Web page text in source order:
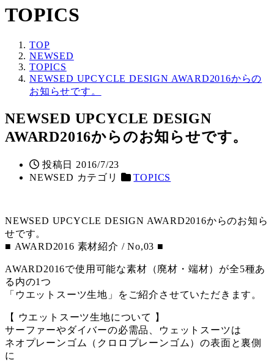
TOPICS
TOP
NEWSED
TOPICS
NEWSED UPCYCLE DESIGN AWARD2016からの
お知らせです。
NEWSED UPCYCLE DESIGN
AWARD2016からのお知らせです。
投稿日
2016/7/23
NEWSED カテゴリ
TOPICS
NEWSED UPCYCLE DESIGN AWARD2016からのお知ら
せです。
■ AWARD2016 素材紹介 / No,03 ■
AWARD2016で使用可能な素材（廃材・端材）が全5種あ
る内の1つ
「ウエットスーツ生地」をご紹介させていただきます。
【 ウエットスーツ生地について 】
サーファーやダイバーの必需品、ウェットスーツは
ネオプレーンゴム（クロロプレーンゴム）の表面と裏側
に